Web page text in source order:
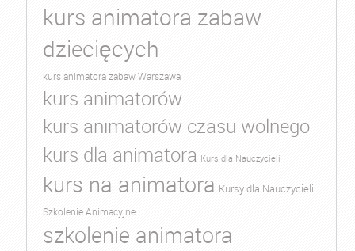
kurs animatora zabaw
dziecięcych
kurs animatora zabaw Warszawa
kurs animatorów
kurs animatorów czasu wolnego
kurs dla animatora Kurs dla Nauczycieli
kurs na animatora Kursy dla Nauczycieli
Szkolenie Animacyjne
szkolenie animatora